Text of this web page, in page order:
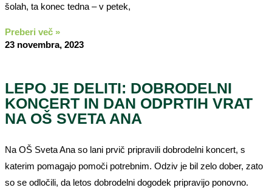
šolah, ta konec tedna – v petek,
Preberi več »
23 novembra, 2023
LEPO JE DELITI: DOBRODELNI
KONCERT IN DAN ODPRTIH VRAT
NA OŠ SVETA ANA
Na OŠ Sveta Ana so lani prvič pripravili dobrodelni koncert, s
katerim pomagajo pomoči potrebnim. Odziv je bil zelo dober, zato
so se odločili, da letos dobrodelni dogodek pripravijo ponovno.